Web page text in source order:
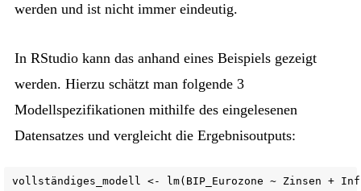
werden und ist nicht immer eindeutig.
In RStudio kann das anhand eines Beispiels gezeigt
werden. Hierzu schätzt man folgende 3
Modellspezifikationen mithilfe des eingelesenen
Datensatzes und vergleicht die Ergebnisoutputs:
vollständiges_modell <- lm(BIP_Eurozone ~ Zinsen +